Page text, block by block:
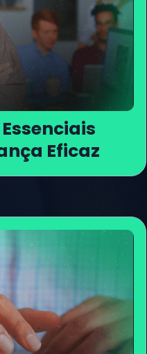
Eficaz